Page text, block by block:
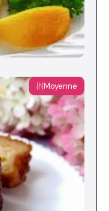
Moyenne